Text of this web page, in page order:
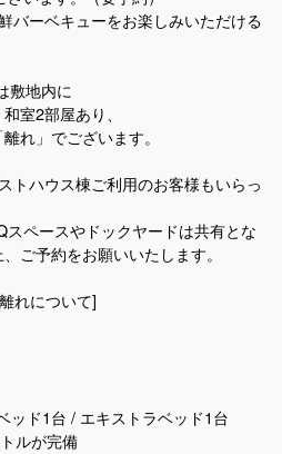
バーベキューをお楽しみいただける
敷地内に
室2部屋あり、
れ」でございます。
トハウス棟ご利用のお客様もいらっ
ペースやドックヤードは共有とな
ご予約をお願いいたします。
れについて]
ッド1台 / エキストラベッド1台
ルが完備